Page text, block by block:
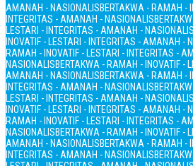
AMANAH - NASIONALISBERTAKWA - RAMAH -
INTEGRITAS - AMANAH - NASIONALIS
LESTARI - INTEGRITAS - AMANAH - NASIONALIS
INOVATIF - LESTARI - INTEGRITAS - AMANAH -
RAMAH - INOVATIF - LESTARI - INTEGRITAS -
NASIONALISBERTAKWA - RAMAH - INOVATIF -
AMANAH - NASIONALISBERTAKWA - RAMAH -
INTEGRITAS - AMANAH - NASIONALIS
LESTARI - INTEGRITAS - AMANAH - NASIONALIS
INOVATIF - LESTARI - INTEGRITAS - AMANAH -
RAMAH - INOVATIF - LESTARI - INTEGRITAS -
NASIONALISBERTAKWA - RAMAH - INOVATIF -
AMANAH - NASIONALISBERTAKWA - RAMAH -
INTEGRITAS - AMANAH - NASIONALIS